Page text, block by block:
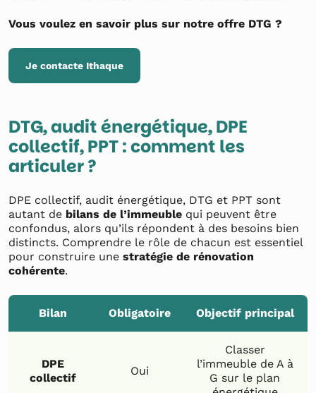
Vous voulez en savoir plus sur notre offre DTG ?
Je contacte Ithaque
DTG, audit énergétique, DPE
collectif, PPT : comment les
articuler ?
DPE collectif, audit énergétique, DTG et PPT sont
autant de bilans de l’immeuble qui peuvent être
confondus, alors qu’ils répondent à des besoins bien
distincts. Comprendre le rôle de chacun est essentiel
pour construire une stratégie de rénovation
cohérente.
Bilan Obligatoire Objectif principal
DPE
collectif
Oui
Classer
l’immeuble de A à
G sur le plan